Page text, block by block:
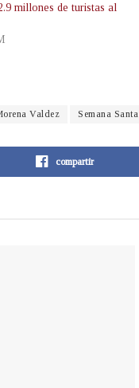
millones de turistas al
Valdez Semana Santa
compartir